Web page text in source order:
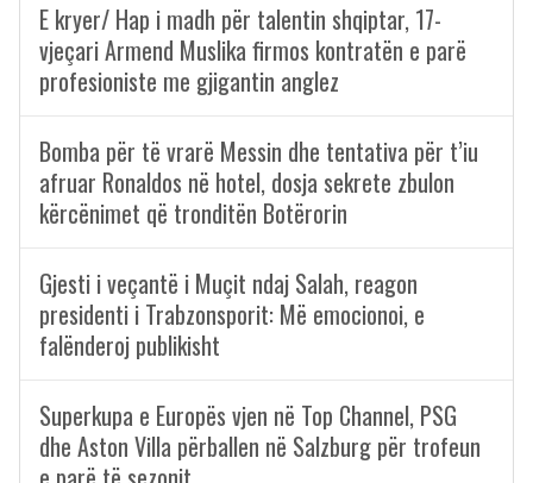
E kryer/ Hap i madh për talentin shqiptar, 17-
vjeçari Armend Muslika firmos kontratën e parë
profesioniste me gjigantin anglez
Bomba për të vrarë Messin dhe tentativa për t’iu
afruar Ronaldos në hotel, dosja sekrete zbulon
kërcënimet që tronditën Botërorin
Gjesti i veçantë i Muçit ndaj Salah, reagon
presidenti i Trabzonsporit: Më emocionoi, e
falënderoj publikisht
Superkupa e Europës vjen në Top Channel, PSG
dhe Aston Villa përballen në Salzburg për trofeun